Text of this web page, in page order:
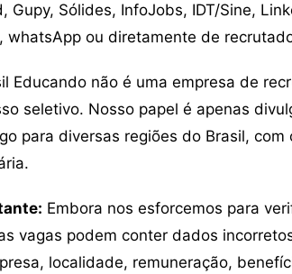
Gupy, Sólides, InfoJobs, IDT/Sine,
whatsApp ou diretamente de
Educando não é uma empresa de
seletivo. Nosso papel é apenas
para diversas regiões do Brasil,
Embora nos esforcemos para
vagas podem conter dados
localidade, remuneração,